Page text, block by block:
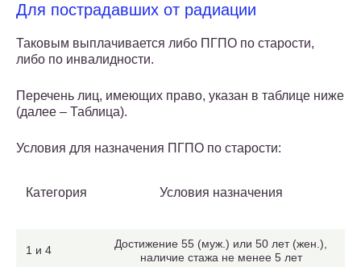
Для пострадавших от радиации
Таковым выплачивается либо ПГПО по старости,
либо по инвалидности.
Перечень лиц, имеющих право, указан в таблице ниже
(далее – Таблица).
Условия для назначения ПГПО по старости:
Категория Условия назначения
1 и 4
Достижение 55 (муж.) или 50 лет (жен.),
наличие стажа не менее 5 лет